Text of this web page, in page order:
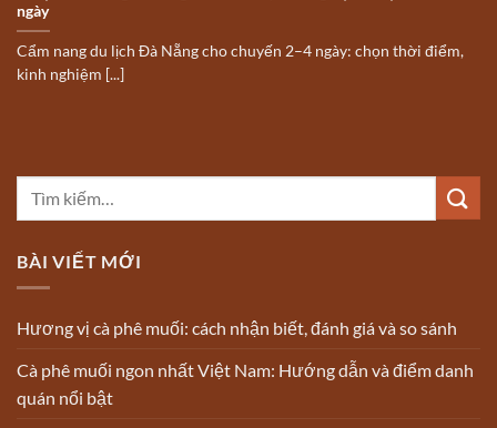
BÀI VIẾT MỚI
Hương vị cà phê muối: cách nhận biết, đánh giá và so sánh
Cà phê muối ngon nhất Việt Nam: Hướng dẫn và điểm danh
quán nổi bật
ngày
Cẩm nang du lịch Đà Nẵng cho chuyến 2–4 ngày: chọn thời điểm,
kinh nghiệm [...]